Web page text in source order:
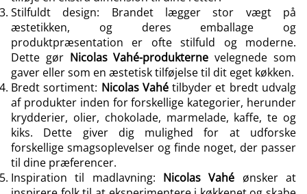
Stilfuldt design: Brandet lægger stor vægt på
æstetikken, og deres emballage og
produktpræsentation er ofte stilfuld og moderne.
Dette gør Nicolas Vahé-produkterne velegnede som
gaver eller som en æstetisk tilføjelse til dit eget køkken.
Bredt sortiment: Nicolas Vahétilbyder et bredt udvalg
af produkter inden for forskellige kategorier, herunder
krydderier, olier, chokolade, marmelade, kaffe, te og
kiks. Dette giver dig mulighed for at udforske
forskellige smagsoplevelser og finde noget, der passer
til dine præferencer.
Inspiration til madlavning: Nicolas Vahé ønsker at